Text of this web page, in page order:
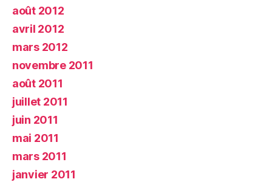
août 2012
avril 2012
mars 2012
novembre 2011
août 2011
juillet 2011
juin 2011
mai 2011
mars 2011
janvier 2011